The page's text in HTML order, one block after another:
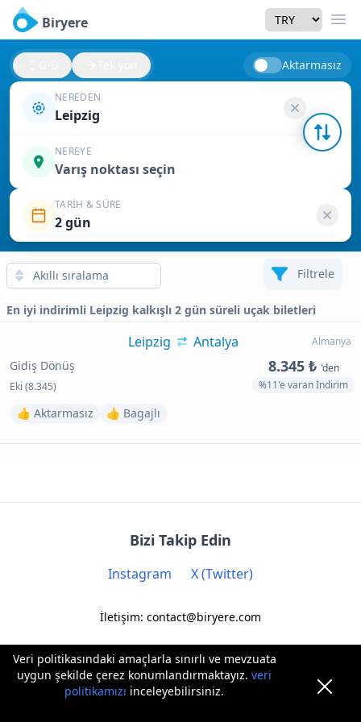
Veri politikasındaki amaçlarla sınırlı ve mevzuata
uygun şekilde çerez konumlandırmaktayız.veri
politikamızı inceleyebilirsiniz.
Biryere Currency
Aktarmasız
NEREDEN
Leipzig
NEREYE
Varış noktası seçin
TARIH & SÜRE
2 gün
Filtrele
En iyi indirimli Leipzig kalkışlı 2 gün süreli uçak biletleri
Almanya
Leipzig Antalya
Gidiş Dönüş
Eki (8.345)
8.345 ₺ 'den
%11'e varan İndirim
👍 Aktarmasız 👍 Bagajlı
Bizi Takip Edin
Instagram X (Twitter)
İletişim: contact@biryere.com